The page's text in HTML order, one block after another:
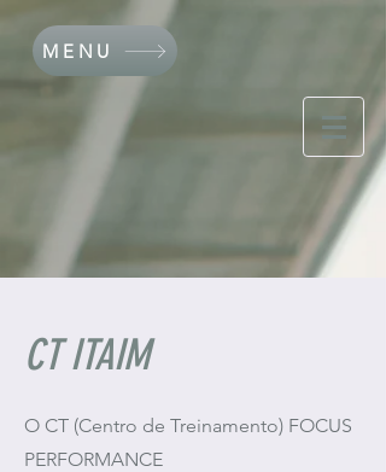
MENU
CT ITAIM
O CT (Centro de Treinamento) FOCUS
PERFORMANCE